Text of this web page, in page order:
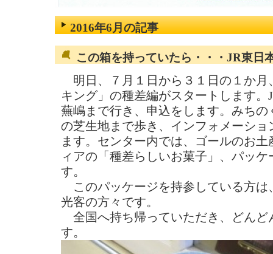
2016年6月の記事
この箱を持っていたら・・・JR東日
明日、７月１日から３１日の１か月
キング」の種差編がスタートします
蕪嶋まで行き、申込をします。みち
の芝生地まで歩き、インフォメーシ
ます。センター内では、ゴールのお
ィアの「種差らしいお菓子」、パッ
す。
このパッケージを持参している方は
光客の方々です。
全国へ持ち帰っていただき、どんど
す。